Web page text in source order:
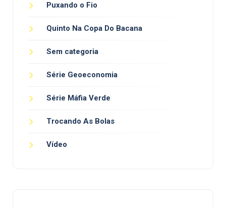
Puxando o Fio
Quinto Na Copa Do Bacana
Sem categoria
Série Geoeconomia
Série Máfia Verde
Trocando As Bolas
Vídeo